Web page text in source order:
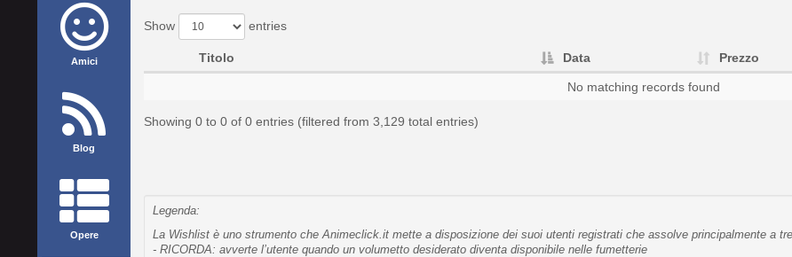
Amici
Blog
Opere
Show entries
Titolo Data Prezzo
No matching records found
Showing 0 to 0 of 0 entries (filtered from 3,129 total entries)
Legenda:
La Wishlist è uno strumento che Animeclick.it mette a disposizione dei suoi utenti registrati che assolve principalmente a
- RICORDA: avverte l’utente quando un volumetto desiderato diventa disponibile nelle fumetterie